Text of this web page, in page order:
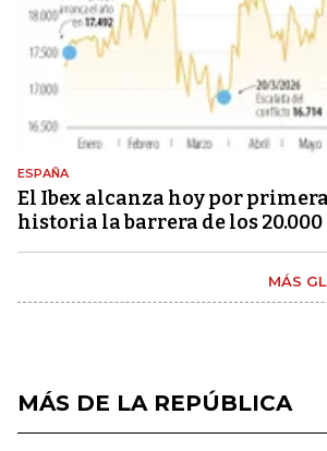
ESPAÑA
El Ibex alcanza hoy por
historia la barrera de los
MÁS
MÁS DE LA REPÚBLICA